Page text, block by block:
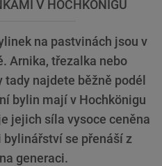
V HOCHKÖNIGU
na pastvinách jsou v
Arnika, třezalka nebo
najdete běžně podél
bylin mají v Hochkönigu
jejich síla vysoce ceněna
se přenáší z
generaci.